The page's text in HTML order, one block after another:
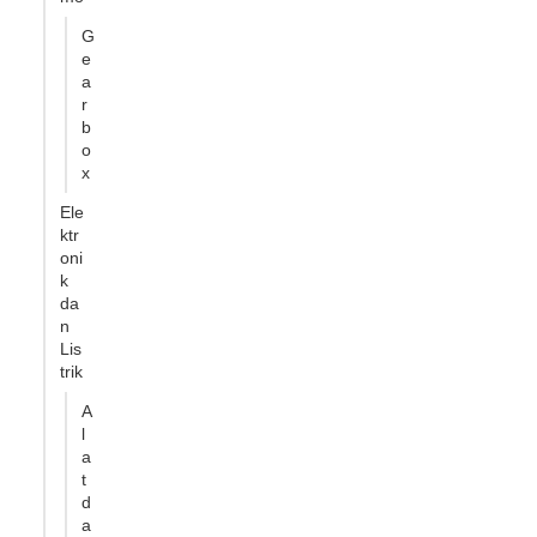
G
e
a
r
b
o
x
Ele
ktr
oni
k
da
n
Lis
trik
A
l
a
t
d
a